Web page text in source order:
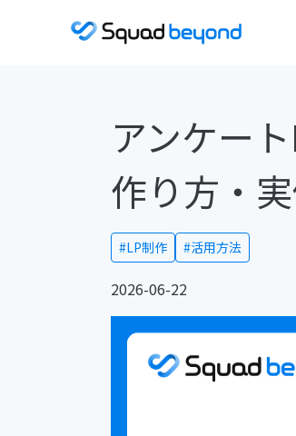
アンケー
作り方・
#LP制作 #活用方法
2026-06-22